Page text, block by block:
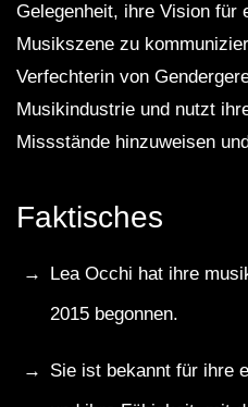
Gelegenheit, ihre Vision für
Musikszene zu
Verfechterin von
Musikindustrie und nutzt
Missstände hinzuweisen
Faktisches
Lea Occhi hat ihre
2015 begonnen.
Sie ist bekannt für ihre